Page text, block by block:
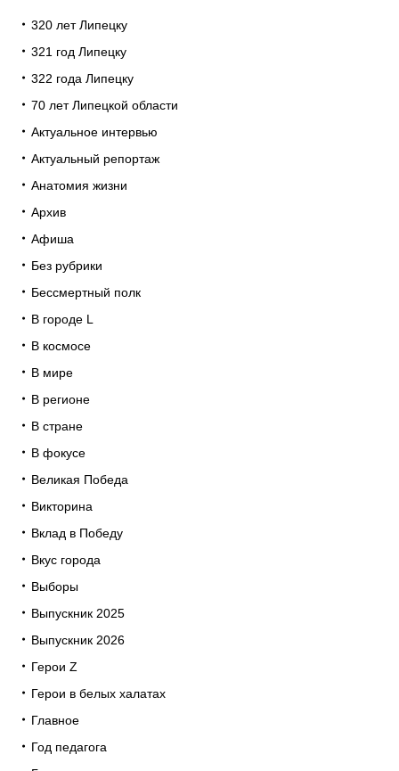
320 лет Липецку
321 год Липецку
322 года Липецку
70 лет Липецкой области
Актуальное интервью
Актуальный репортаж
Анатомия жизни
Архив
Афиша
Без рубрики
Бессмертный полк
В городе L
В космосе
В мире
В регионе
В стране
В фокусе
Великая Победа
Викторина
Вклад в Победу
Вкус города
Выборы
Выпускник 2025
Выпускник 2026
Герои Z
Герои в белых халатах
Главное
Год педагога